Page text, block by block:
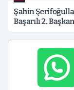
Şahin
Başarılı 2.